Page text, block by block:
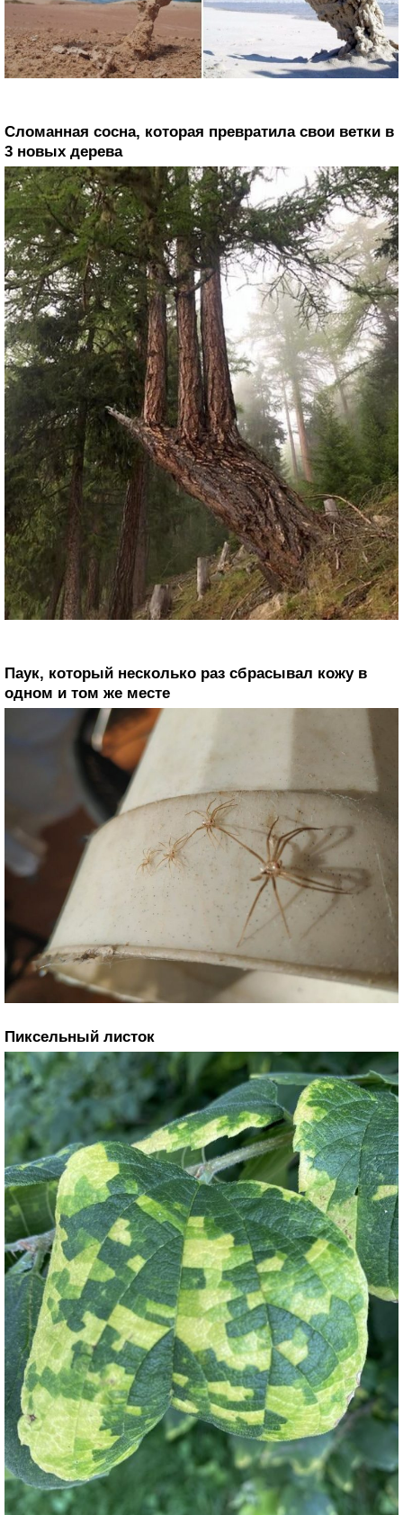
Сломанная сосна, которая превратила свои ветки в
3 новых дерева
Паук, который несколько раз сбрасывал кожу в
одном и том же месте
Пиксельный листок